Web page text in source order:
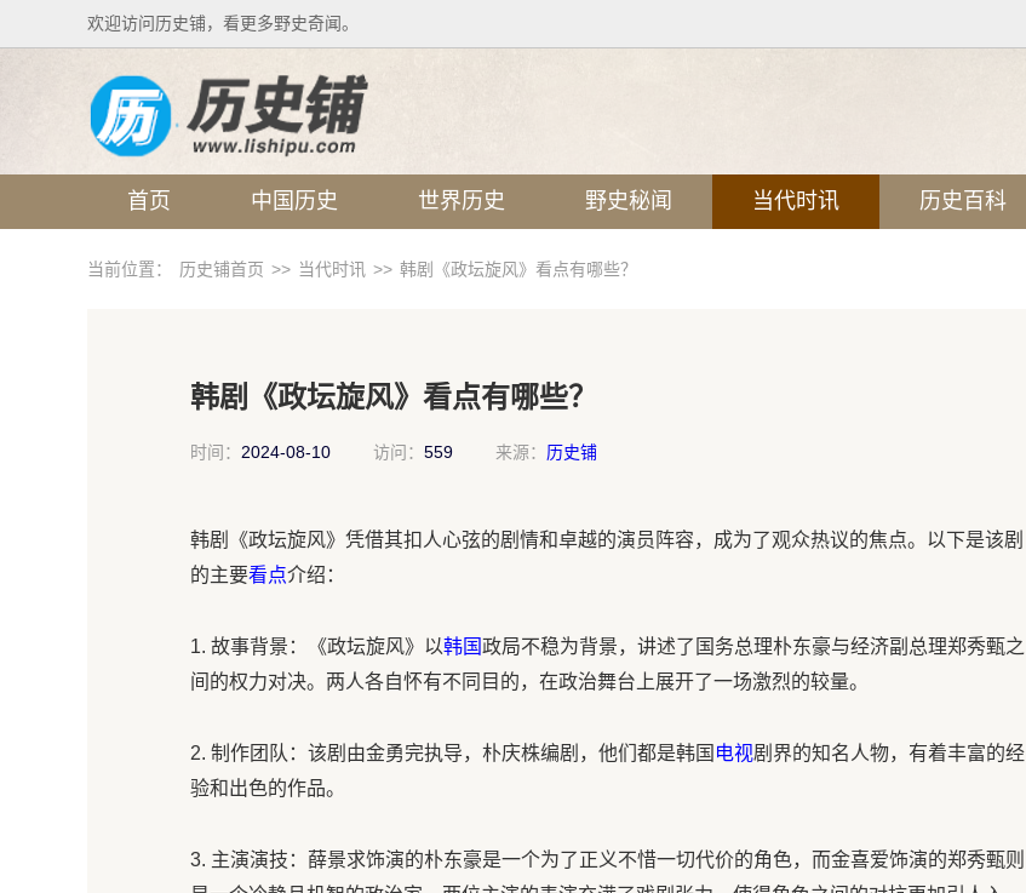
欢迎访问历史铺，看更多野史奇闻。
首页 中国历史 世界历史 野史秘闻 当代时讯 历史百科
当前位置： 历史铺首页 >> 当代时讯 >> 韩剧《政坛旋风》看点有哪些？
韩剧《政坛旋风》看点有哪些？
时间： 2024-08-10 访问： 559 来源： 历史铺
韩剧《政坛旋风》凭借其扣人心弦的剧情和卓越的演员阵容，成为了观众热议的焦点。以下是该剧
的主要看点介绍：
1. 故事背景：《政坛旋风》以韩国政局不稳为背景，讲述了国务总理朴东豪与经济副总理郑秀甄之
间的权力对决。两人各自怀有不同目的，在政治舞台上展开了一场激烈的较量。
2. 制作团队：该剧由金勇完执导，朴庆株编剧，他们都是韩国 电视剧界的知名人物，有着丰富的经
验和出色的作品。
3. 主演演技：薛景求饰演的朴东豪是一个为了正义不惜一切代价的角色，而金喜爱饰演的郑秀甄则